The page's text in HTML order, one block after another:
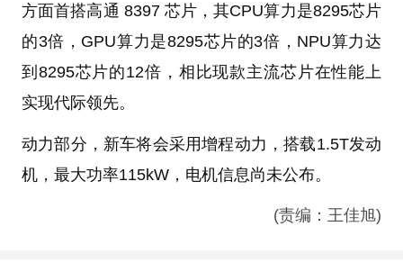
方面首搭高通 8397 芯片，其CPU算力是8295芯片
的3倍，GPU算力是8295芯片的3倍，NPU算力达
到8295芯片的12倍，相比现款主流芯片在性能上
实现代际领先。
动力部分，新车将会采用增程动力，搭载1.5T发动
机，最大功率115kW，电机信息尚未公布。
(责编：王佳旭)